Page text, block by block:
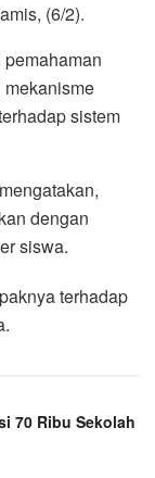
(6/2).
sistem
dengan
siswa.
terhadap
70 Ribu Sekolah